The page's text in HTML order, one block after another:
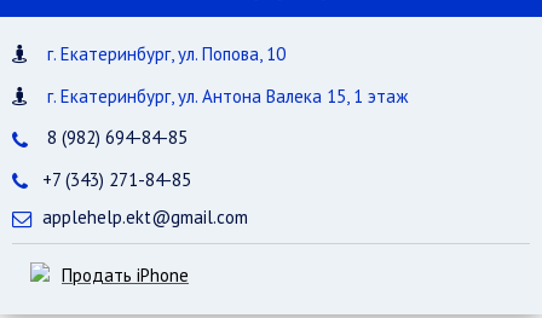
г. Екатеринбург, ул. Попова, 10
г. Екатеринбург, ул. Антона Валека 15, 1 этаж
8 (982) 694-84-85
+7 (343) 271-84-85
applehelp.ekt@gmail.com
Продать iPhone